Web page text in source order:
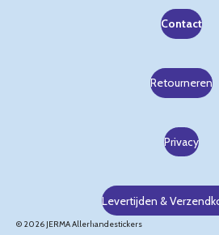
Contact
Retourneren
Privacy
Levertijden &
© 2026 JERMA Allerhandestickers